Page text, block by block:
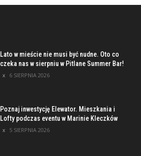
Lato w mieście nie musi być nudne. Oto co
czeka nas w sierpniu w Pitlane Summer Bar!
6 SIERPNIA 2026
Poznaj inwestycję Elewator. Mieszkania i
Lofty podczas eventu w Marinie Kleczków
5 SIERPNIA 2026